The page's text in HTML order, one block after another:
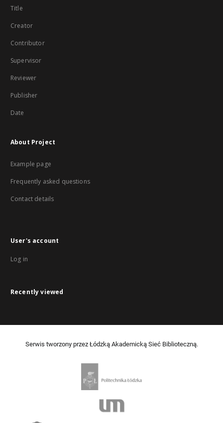
Title
Creator
Contributor
Supervisor
Reviewer
Publisher
Date
About Project
Example page
Frequently asked questions
Contact details
User's account
Log in
Recently viewed
Serwis tworzony przez Łódzką Akademicką Sieć Biblioteczną.